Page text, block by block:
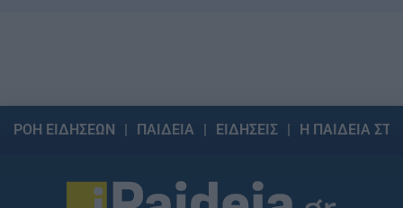
ΡΟΗ ΕΙΔΗΣΕΩΝ ΠΑΙΔΕΙΑ ΕΙΔΗΣΕΙΣ Η ΠΑΙΔΕΙΑ